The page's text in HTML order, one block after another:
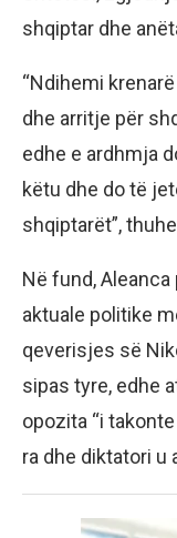
shqiptar dhe
“Ndihemi
dhe arritje për
edhe e ardhmja
këtu dhe do të
shqiptarët”,
Në fund,
aktuale politike
qeverisjes së
sipas tyre, edhe
opozita “i
ra dhe diktatori u